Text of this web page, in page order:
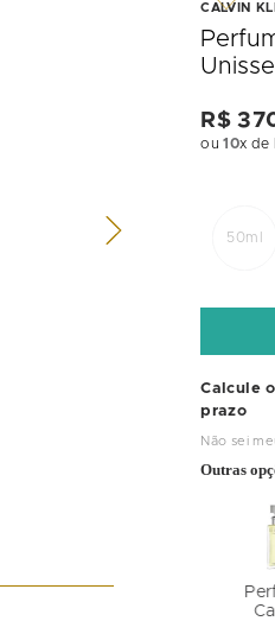
CALVIN
R$
ou10x de
50ml
Calcule
prazo
Não sei
Outras